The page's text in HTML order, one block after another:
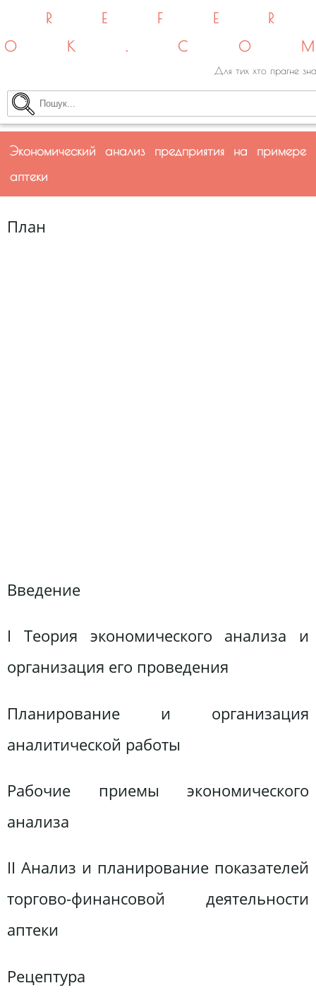
Для тих хто прагне
Экономический анализ предприятия на примере
аптеки
План
Введение
І Теория экономического анализа и
организация его проведения
Планирование и организация
аналитической работы
Рабочие приемы экономического
анализа
ІІ Анализ и планирование показателей
торгово-финансовой деятельности
аптеки
Рецептура